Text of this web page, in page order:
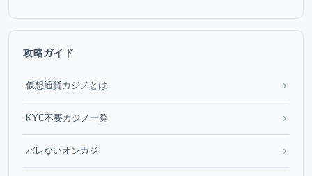
攻略ガイド
仮想通貨カジノとは ›
KYC不要カジノ一覧 ›
バレないオンカジ ›